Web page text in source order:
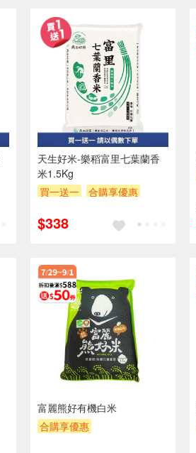
天生好米-樂稻富里七葉蘭香
米1.5Kg
買一送一
合購享優惠
贈$200
$338
富麗熊好有機白米
合購享優惠